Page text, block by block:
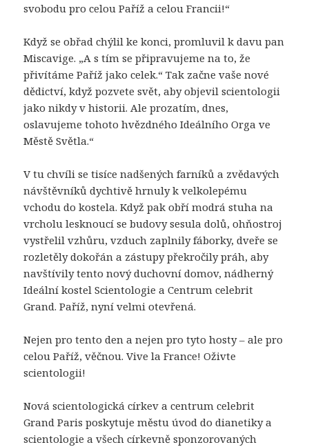
svobodu pro celou Paříž a celou Francii!“
Když se obřad chýlil ke konci, promluvil k davu pan
Miscavige. „A s tím se připravujeme na to, že
přivítáme Paříž jako celek.“ Tak začne vaše nové
dědictví, když pozvete svět, aby objevil scientologii
jako nikdy v historii. Ale prozatím, dnes,
oslavujeme tohoto hvězdného Ideálního Orga ve
Městě Světla.“
V tu chvíli se tisíce nadšených farníků a zvědavých
návštěvníků dychtivě hrnuly k velkolepému
vchodu do kostela. Když pak obří modrá stuha na
vrcholu lesknoucí se budovy sesula dolů, ohňostroj
vystřelil vzhůru, vzduch zaplnily fáborky, dveře se
rozletěly dokořán a zástupy překročily práh, aby
navštívily tento nový duchovní domov, nádherný
Ideální kostel Scientologie a Centrum celebrit
Grand. Paříž, nyní velmi otevřená.
Nejen pro tento den a nejen pro tyto hosty – ale pro
celou Paříž, věčnou. Vive la France! Oživte
scientologii!
Nová scientologická církev a centrum celebrit
Grand Paris poskytuje městu úvod do dianetiky a
scientologie a všech církevně sponzorovaných